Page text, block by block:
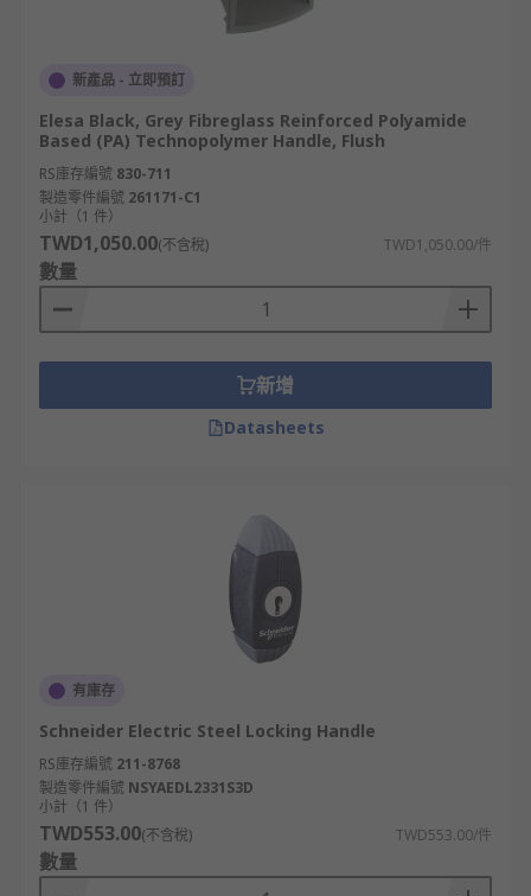
新產品 - 立即預訂
Elesa Black, Grey Fibreglass Reinforced Polyamide
Based (PA) Technopolymer Handle, Flush
RS庫存編號 830-711
製造零件編號 261171-C1
小計（1 件）
TWD1,050.00(不含稅) TWD1,050.00/件
數量
新增
Datasheets
有庫存
Schneider Electric Steel Locking Handle
RS庫存編號 211-8768
製造零件編號 NSYAEDL2331S3D
小計（1 件）
TWD553.00(不含稅) TWD553.00/件
數量